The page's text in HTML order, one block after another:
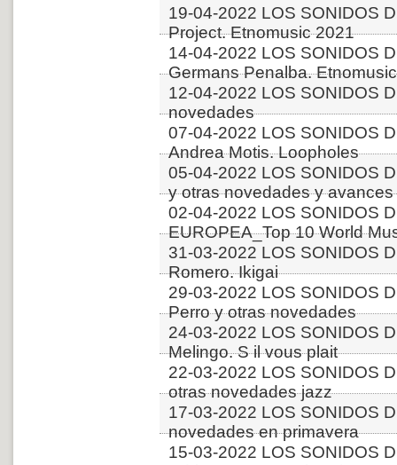
19-04-2022 LOS SONIDOS
Project. Etnomusic 2021
14-04-2022 LOS SONIDOS
Germans Penalba.
12-04-2022 LOS SONIDOS
novedades
07-04-2022 LOS SONIDOS
Andrea Motis. Loopholes
05-04-2022 LOS SONIDOS
y otras novedades y avances
02-04-2022 LOS SONIDOS
EUROPEA_Top 10 World
31-03-2022 LOS SONIDOS
Romero. Ikigai
29-03-2022 LOS SONIDOS
Perro y otras novedades
24-03-2022 LOS SONIDOS
Melingo. S il vous plait
22-03-2022 LOS SONIDOS
otras novedades jazz
17-03-2022 LOS SONIDOS
novedades en primavera
15-03-2022 LOS SONIDOS